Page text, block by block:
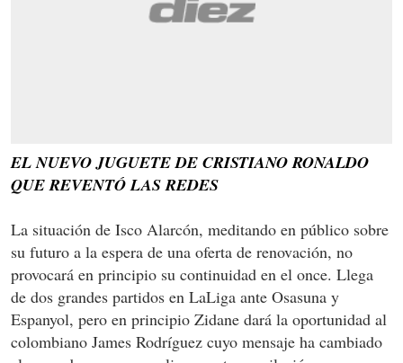
EL NUEVO JUGUETE DE CRISTIANO RONALDO
QUE REVENTÓ LAS REDES
La situación de Isco Alarcón, meditando en público sobre
su futuro a la espera de una oferta de renovación, no
provocará en principio su continuidad en el once. Llega
de dos grandes partidos en LaLiga ante Osasuna y
Espanyol, pero en principio Zidane dará la oportunidad al
colombiano James Rodríguez cuyo mensaje ha cambiado